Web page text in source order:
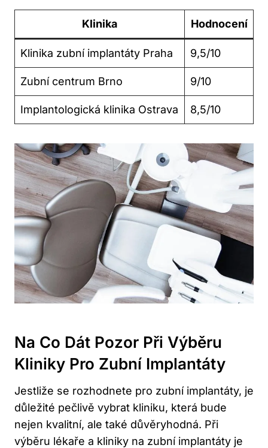
Klinika Hodnocení
Klinika zubní implantáty Praha 9,5/10
Zubní centrum Brno 9/10
Implantologická klinika Ostrava 8,5/10
Na Co Dát Pozor Při Výběru
Kliniky Pro Zubní Implantáty
Jestliže se rozhodnete pro zubní implantáty, je
důležité pečlivě vybrat kliniku, která bude
nejen kvalitní, ale také důvěryhodná. Při
výběru lékaře a kliniky na zubní implantáty je